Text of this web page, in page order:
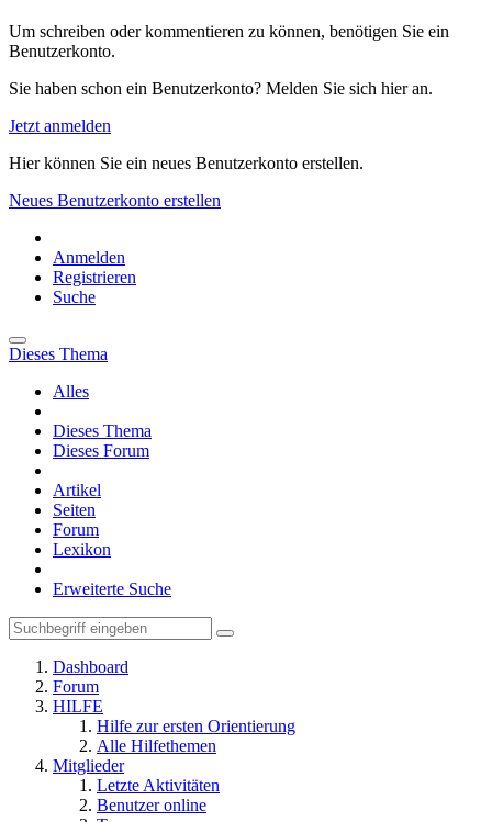
Um schreiben oder kommentieren zu können, benötigen Sie ein
Benutzerkonto.
Sie haben schon ein Benutzerkonto? Melden Sie sich hier an.
Jetzt anmelden
Hier können Sie ein neues Benutzerkonto erstellen.
Neues Benutzerkonto erstellen
Anmelden
Registrieren
Suche
Dieses Thema
Alles
Dieses Thema
Dieses Forum
Artikel
Seiten
Forum
Lexikon
Erweiterte Suche
Dashboard
Forum
HILFE
Hilfe zur ersten Orientierung
Alle Hilfethemen
Mitglieder
Letzte Aktivitäten
Benutzer online